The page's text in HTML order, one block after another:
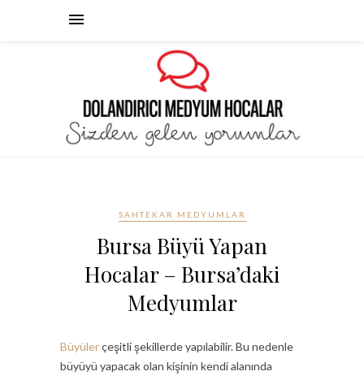
SAHTEKAR MEDYUMLAR
Bursa Büyü Yapan
Hocalar – Bursa’daki
Medyumlar
Büyülerçeşitli şekillerde yapılabilir. Bu nedenle
büyüyü yapacak olan kişinin kendi alanında